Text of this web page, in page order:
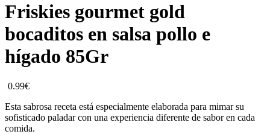
Friskies gourmet gold
bocaditos en salsa pollo e
hígado 85Gr
0.99€
Esta sabrosa receta está especialmente elaborada para mimar su
sofisticado paladar con una experiencia diferente de sabor en cada
comida.